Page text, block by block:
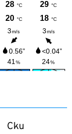
Ски